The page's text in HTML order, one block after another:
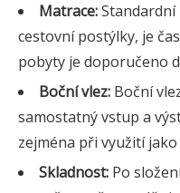
Matrace:
cestovní postýlky, je
pobyty je doporučeno
Boční vlez: Boční
samostatný vstup a
zejména při využití
Skladnost: Po